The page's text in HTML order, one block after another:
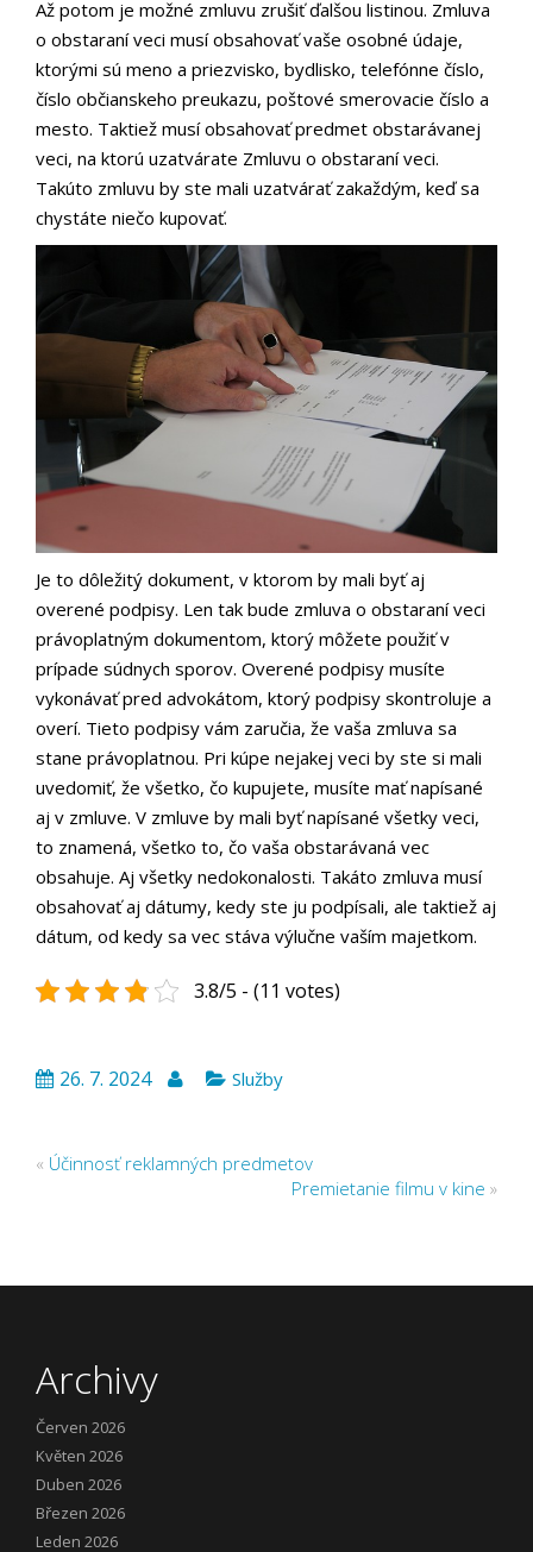
Až potom je možné zmluvu zrušiť ďalšou listinou. Zmluva
o obstaraní veci musí obsahovať vaše osobné údaje,
ktorými sú meno a priezvisko, bydlisko, telefónne číslo,
číslo občianskeho preukazu, poštové smerovacie číslo a
mesto. Taktiež musí obsahovať predmet obstarávanej
veci, na ktorú uzatvárate Zmluvu o obstaraní veci.
Takúto zmluvu by ste mali uzatvárať zakaždým, keď sa
chystáte niečo kupovať.
Je to dôležitý dokument, v ktorom by mali byť aj
overené podpisy. Len tak bude zmluva o obstaraní veci
právoplatným dokumentom, ktorý môžete použiť v
prípade súdnych sporov. Overené podpisy musíte
vykonávať pred advokátom, ktorý podpisy skontroluje a
overí. Tieto podpisy vám zaručia, že vaša zmluva sa
stane právoplatnou. Pri kúpe nejakej veci by ste si mali
uvedomiť, že všetko, čo kupujete, musíte mať napísané
aj v zmluve. V zmluve by mali byť napísané všetky veci,
to znamená, všetko to, čo vaša obstarávaná vec
obsahuje. Aj všetky nedokonalosti. Takáto zmluva musí
obsahovať aj dátumy, kedy ste ju podpísali, ale taktiež aj
dátum, od kedy sa vec stáva výlučne vaším majetkom.
3.8/5 - (11 votes)
26. 7. 2024 Služby
« Účinnosť reklamných predmetov
Premietanie filmu v kine »
Archivy
Červen 2026
Květen 2026
Duben 2026
Březen 2026
Leden 2026